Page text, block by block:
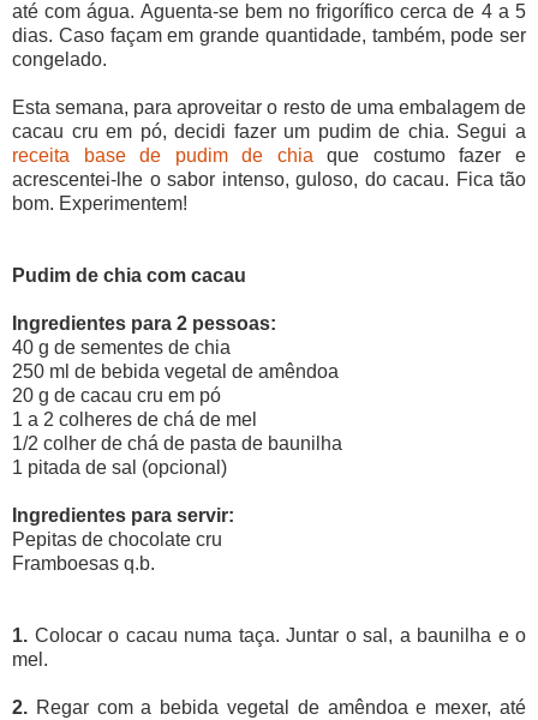
até com água. Aguenta-se bem no frigorífico cerca de 4 a 5
dias. Caso façam em grande quantidade, também, pode ser
congelado.
Esta semana, para aproveitar o resto de uma embalagem de
cacau cru em pó, decidi fazer um pudim de chia. Segui a
receita base de pudim de chia que costumo fazer e
acrescentei-lhe o sabor intenso, guloso, do cacau. Fica tão
bom. Experimentem!
Pudim de chia com cacau
Ingredientes para 2 pessoas:
40 g de sementes de chia
250 ml de bebida vegetal de amêndoa
20 g de cacau cru em pó
1 a 2 colheres de chá de mel
1/2 colher de chá de pasta de baunilha
1 pitada de sal (opcional)
Ingredientes para servir:
Pepitas de chocolate cru
Framboesas q.b.
1. Colocar o cacau numa taça. Juntar o sal, a baunilha e o
mel.
2. Regar com a bebida vegetal de amêndoa e mexer, até